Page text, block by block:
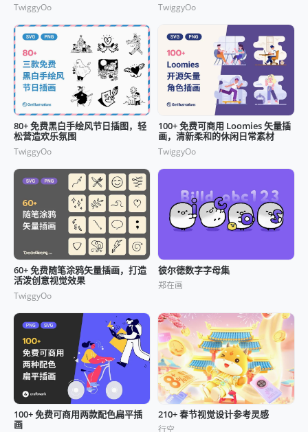
TwiggyOo TwiggyOo
80+ 免费黑白手绘风节日插图，轻
松营造欢乐氛围
TwiggyOo
100+ 免费可商用 Loomies 矢量插
画，清新柔和的休闲日常素材
TwiggyOo
60+ 免费随笔涂鸦矢量插画，打造
活泼创意视觉效果
TwiggyOo
彼尔德数字字母集
郑在画
100+ 免费可商用两款配色扁平插
画
210+ 春节视觉设计参考灵感
行空